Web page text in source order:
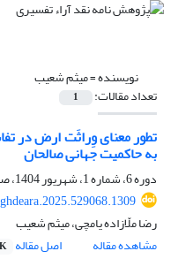
نویسنده =میثم شعیب
تعداد مقالات: 1
تطور معنای وِراثَت ارض در
به حاکمیت جهانی صالحان
دوره 6، شماره 1، شهریور 1404، صفحه
رضا ملّازاده یامچی، میثم شعیب
مشاهده مقاله
اصل مقاله